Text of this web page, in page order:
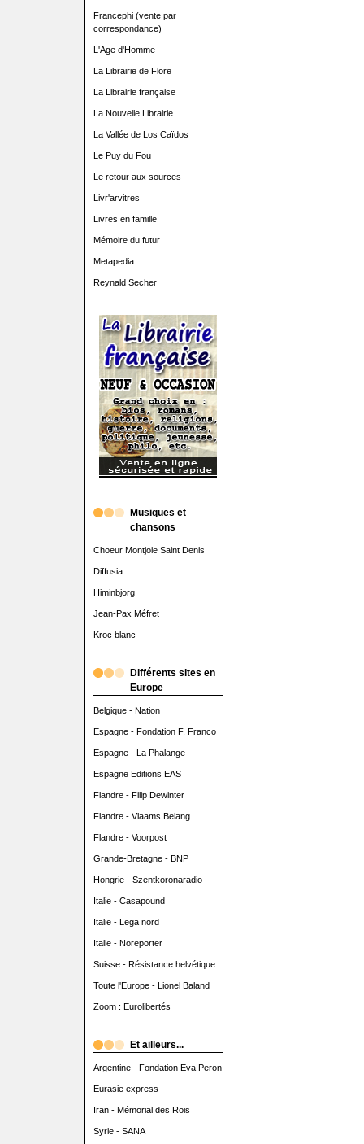
Francephi (vente par
correspondance)
L'Age d'Homme
La Librairie de Flore
La Librairie française
La Nouvelle Librairie
La Vallée de Los Caïdos
Le Puy du Fou
Le retour aux sources
Livr'arvitres
Livres en famille
Mémoire du futur
Metapedia
Reynald Secher
Musiques et
chansons
Choeur Montjoie Saint Denis
Diffusia
Himinbjorg
Jean-Pax Méfret
Kroc blanc
Différents sites en
Europe
Belgique - Nation
Espagne - Fondation F. Franco
Espagne - La Phalange
Espagne Editions EAS
Flandre - Filip Dewinter
Flandre - Vlaams Belang
Flandre - Voorpost
Grande-Bretagne - BNP
Hongrie - Szentkoronaradio
Italie - Casapound
Italie - Lega nord
Italie - Noreporter
Suisse - Résistance helvétique
Toute l'Europe - Lionel Baland
Zoom : Eurolibertés
Et ailleurs...
Argentine - Fondation Eva Peron
Eurasie express
Iran - Mémorial des Rois
Syrie - SANA